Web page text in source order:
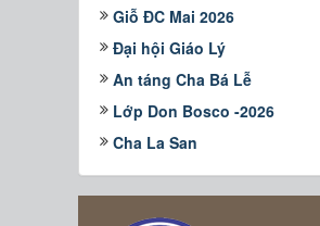
Giỗ ĐC Mai 2026
Đại hội Giáo Lý
An táng Cha Bá Lễ
Lớp Don Bosco -2026
Cha La San